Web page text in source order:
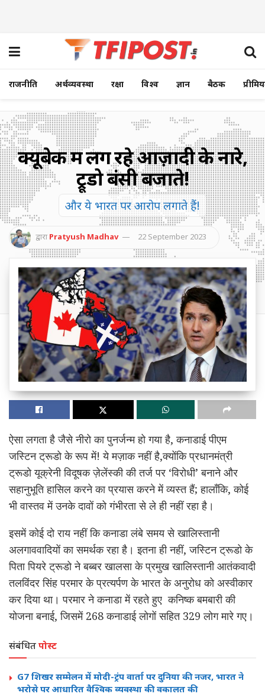
राजनीति अर्थव्यवस्था रक्षा विश्व ज्ञान बैठक
क्यूबेक में लग रहे आज़ादी के नारे,
ट्रूडो बंसी बजाते!
और ये भारत पर आरोप लगाते हैं!
द्वारा Pratyush Madhav 22 September 2023
ऐसा लगता है जैसे नीरो का पुनर्जन्म हो गया है, कनाडाई पीएम
जस्टिन ट्रूडो के रूप में! ये मज़ाक नहीं है,क्योंकि प्रधानमंत्री
ट्रूडो यूक्रेनी विदूषक ज़ेलेंस्की की तर्ज पर ‘विरोधी’ बनाने और
सहानुभूति हासिल करने का प्रयास करने में व्यस्त हैं; हालाँकि, कोई
भी वास्तव में उनके दावों को गंभीरता से ले ही नहीं रहा है।
इसमें कोई दो राय नहीं कि कनाडा लंबे समय से खालिस्तानी
अलगाववादियों का समर्थक रहा है। इतना ही नहीं, जस्टिन ट्रूडो के
पिता पियरे ट्रूडो ने बब्बर खालसा के प्रमुख खालिस्तानी आतंकवादी
तलविंदर सिंह परमार के प्रत्यर्पण के भारत के अनुरोध को अस्वीकार
कर दिया था। परमार ने कनाडा में रहते हुए कनिष्क बमबारी की
योजना बनाई, जिसमें 268 कनाडाई लोगों सहित 329 लोग मारे गए।
संबंधितपोस्ट
G7 शिखर सम्मेलन में मोदी-ट्रंप वार्ता पर दुनिया की नजर, भारत ने
भरोसे पर आधारित वैश्विक व्यवस्था की वकालत की